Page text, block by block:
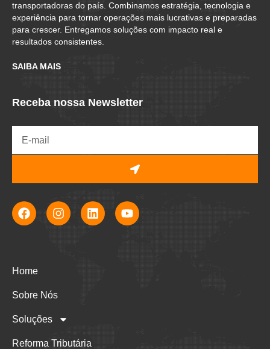
transportadoras do país. Combinamos estratégia, tecnologia e
experiência para tornar operações mais lucrativas e preparadas
para crescer. Entregamos soluções com impacto real e
resultados consistentes.
SAIBA MAIS
Receba nossa Newsletter
Home
Sobre Nós
Soluções
Reforma Tributária